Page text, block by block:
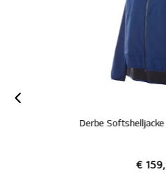
Derbe
€